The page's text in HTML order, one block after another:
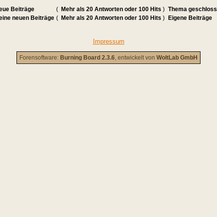
Beiträge ( Mehr als 20 Antworten oder 100 Hits ) Thema
neuen Beiträge ( Mehr als 20 Antworten oder 100 Hits ) Eigene Beiträge
Impressum
Forensoftware: Burning Board 2.3.6, entwickelt von WoltLab GmbH